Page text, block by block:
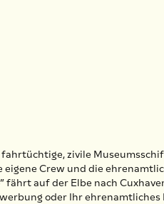
fahrtüchtige, zivile
eigene Crew und die
fährt auf der Elbe nach
oder Ihr ehrenamtliches